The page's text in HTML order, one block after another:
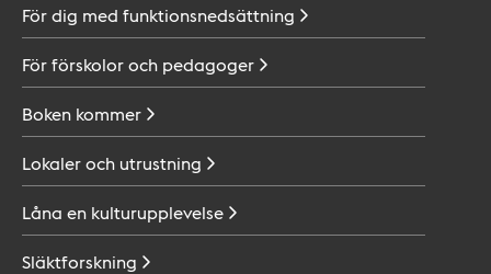
För dig med funktionsnedsättning
För förskolor och pedagoger
Boken kommer
Lokaler och utrustning
Låna en kulturupplevelse
Släktforskning